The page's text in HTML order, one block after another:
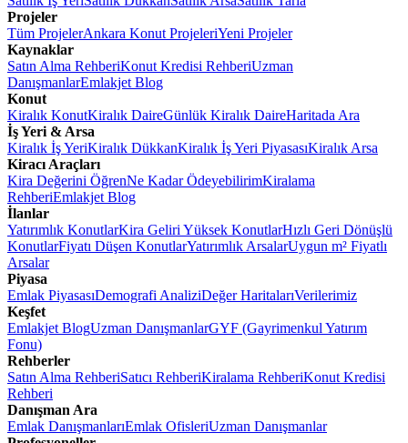
Projeler
Tüm ProjelerAnkara Konut ProjeleriYeni Projeler
Kaynaklar
Satın Alma RehberiKonut Kredisi RehberiUzman
DanışmanlarEmlakjet Blog
Konut
Kiralık KonutKiralık DaireGünlük Kiralık DaireHaritada Ara
İş Yeri & Arsa
Kiralık İş YeriKiralık DükkanKiralık İş Yeri PiyasasıKiralık Arsa
Kiracı Araçları
Kira Değerini ÖğrenNe Kadar ÖdeyebilirimKiralama
RehberiEmlakjet Blog
İlanlar
Yatırımlık KonutlarKira Geliri Yüksek KonutlarHızlı Geri Dönüşlü
KonutlarFiyatı Düşen KonutlarYatırımlık ArsalarUygun m² Fiyatlı
Arsalar
Piyasa
Emlak PiyasasıDemografi AnaliziDeğer HaritalarıVerilerimiz
Keşfet
Emlakjet BlogUzman DanışmanlarGYF (Gayrimenkul Yatırım
Fonu)
Rehberler
Satın Alma RehberiSatıcı RehberiKiralama RehberiKonut Kredisi
Rehberi
Danışman Ara
Emlak DanışmanlarıEmlak OfisleriUzman Danışmanlar